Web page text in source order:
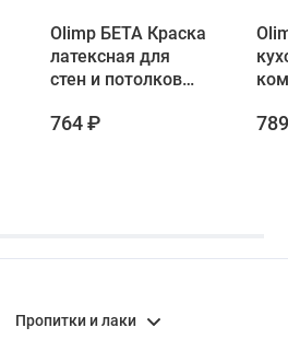
Olimp БЕТА Краска
латексная для
стен и потолков
764 ₽
Пропитки и лаки